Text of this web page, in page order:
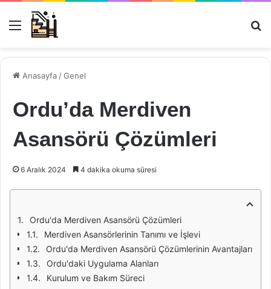
Menü
Anasayfa /Genel
Ordu’da Merdiven
Asansörü Çözümleri
6 Aralık 2024 4 dakika okuma süresi
Ordu'da Merdiven Asansörü Çözümleri
Merdiven Asansörlerinin Tanımı ve İşlevi
Ordu'da Merdiven Asansörü Çözümlerinin Avantajları
Ordu'daki Uygulama Alanları
Kurulum ve Bakım Süreci